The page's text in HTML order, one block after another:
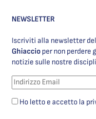
NEWSLETTER
Iscriviti alla newsletter
Ghiaccio per non perdere
notizie sulle nostre
Ho letto e accetto la